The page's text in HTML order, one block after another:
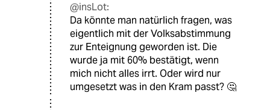
@insLot:
Da könnte man natürlich fragen, was
eigentlich mit der Volksabstimmung
zur Enteignung geworden ist. Die
wurde ja mit 60% bestätigt, wenn
mich nicht alles irrt. Oder wird nur
umgesetzt was in den Kram passt? 🤔